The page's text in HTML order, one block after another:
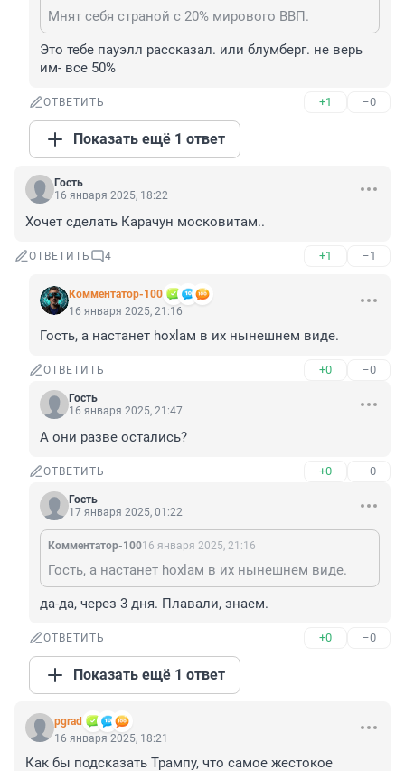
Мнят себя страной с 20% мирового ВВП.
Это тебе пауэлл рассказал. или блумберг. не верь
им- все 50%
ОТВЕТИТЬ +1 –0
Показать ещё 1 ответ
Гость
16 января 2025, 18:22
Хочет сделать Карачун московитам..
ОТВЕТИТЬ 4 +1 –1
Комментатор-100
16 января 2025, 21:16
Гость, а настанет hoxlам в их нынешнем виде.
ОТВЕТИТЬ +0 –0
Гость
16 января 2025, 21:47
А они разве остались?
ОТВЕТИТЬ +0 –0
Гость
17 января 2025, 01:22
Комментатор-10016 января 2025, 21:16
Гость, а настанет hoxlам в их нынешнем виде.
да-да, через 3 дня. Плавали, знаем.
ОТВЕТИТЬ +0 –0
Показать ещё 1 ответ
pgrad
16 января 2025, 18:21
Как бы подсказать Трампу, что самое жестокое